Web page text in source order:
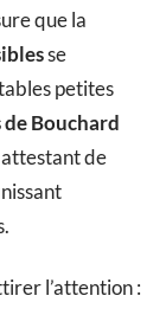
que la
se
petites
Bouchard
attestant de
l’attention :